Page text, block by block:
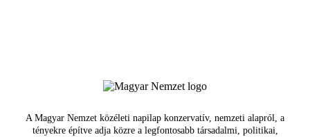
A Magyar Nemzet közéleti napilap konzervatív, nemzeti alapról, a
tényekre építve adja közre a legfontosabb társadalmi, politikai,